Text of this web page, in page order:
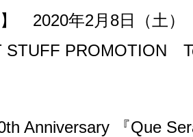
】 2020年2月 8日（土）
STUFF PROMOTION
Anniversary 『Que